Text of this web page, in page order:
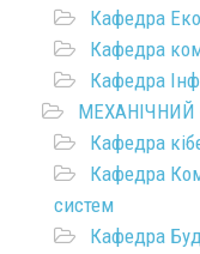
Кафедра
Кафедра
Кафедра
Кафедра
Кафедра
систем
Кафедра